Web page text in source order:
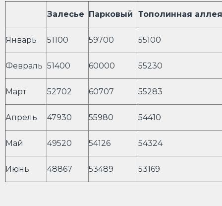
Залесье Парковый Тополинная аллея
Январь 51100 59700 55100
Февраль 51400 60000 55230
Март 52702 60707 55283
Апрель 47930 55980 54410
Май 49520 54126 54324
Июнь 48867 53489 53169